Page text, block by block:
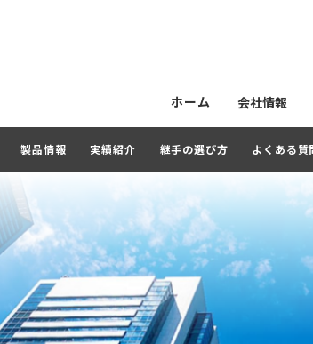
ホーム 会社情報
製品情報 実績紹介 継手の選び方 よくある質